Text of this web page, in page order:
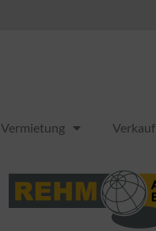
Vermietung Verkauf